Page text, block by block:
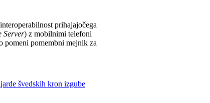
prihajajočega
Server) z mobilnimi telefoni
pomeni pomembni mejnik za
švedskih kron izgube